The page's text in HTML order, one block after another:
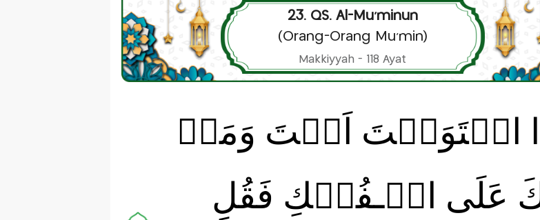
23. QS. Al-Mu’minun
(Orang-Orang Mu'min)
Makkiyyah - 118 Ayat
اسۡتَوَيۡتَ اَنۡتَ وَمَنۡ
عَلَى الۡـفُلۡكِ فَقُلِ